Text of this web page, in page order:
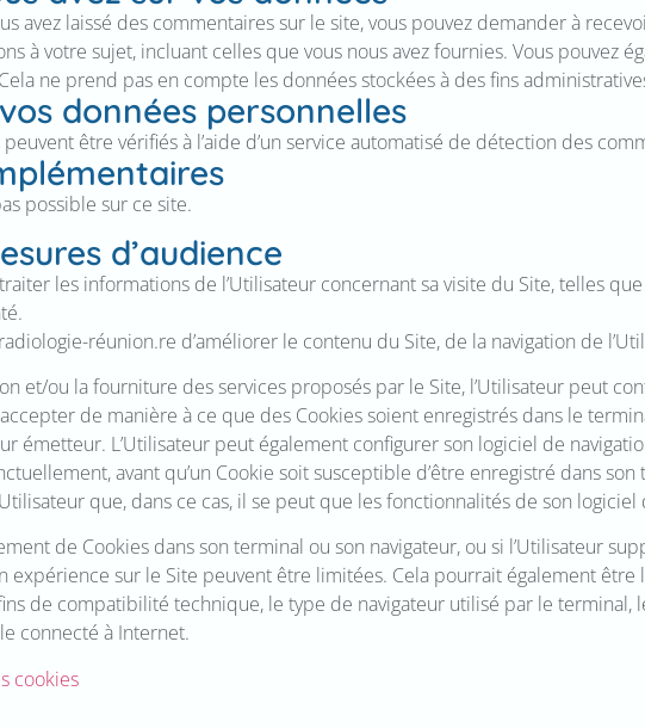
avez laissé des commentaires sur le site, vous pouvez demander à
à votre sujet, incluant celles que vous nous avez fournies. Vous pouvez
ne prend pas en compte les données stockées à des fins
données personnelles
être vérifiés à l’aide d’un service automatisé de détection des
possible sur ce site.
d’audience
les informations de l’Utilisateur concernant sa visite du Site, telles
réunion.re d’améliorer le contenu du Site, de la navigation de
et/ou la fourniture des services proposés par le Site, l’Utilisateur peut
de manière à ce que des Cookies soient enregistrés dans le
émetteur. L’Utilisateur peut également configurer son logiciel de
avant qu’un Cookie soit susceptible d’être enregistré dans son
que, dans ce cas, il se peut que les fonctionnalités de son
de Cookies dans son terminal ou son navigateur, ou si l’Utilisateur
expérience sur le Site peuvent être limitées. Cela pourrait également être
de compatibilité technique, le type de navigateur utilisé par le terminal,
connecté à Internet.
cookies